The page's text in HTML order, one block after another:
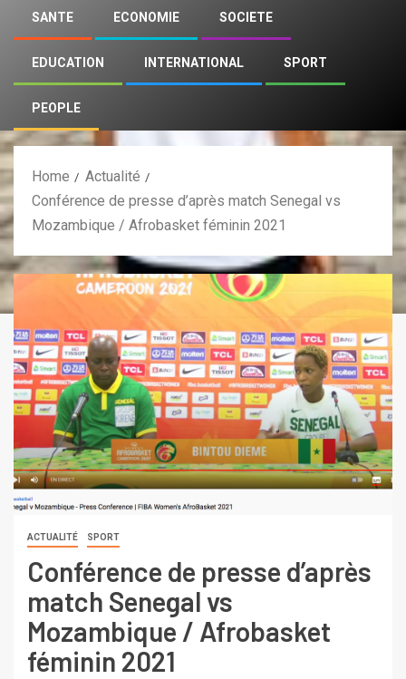
SANTE ECONOMIE SOCIETE
EDUCATION INTERNATIONAL SPORT
PEOPLE
Home
Actualité
Conférence de presse d’après match Senegal vs
Mozambique / Afrobasket féminin 2021
ACTUALITÉ SPORT
Conférence de presse d’après
match Senegal vs
Mozambique / Afrobasket
féminin 2021